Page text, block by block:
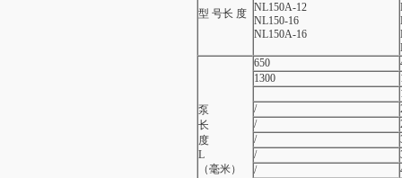
型 号长 度 NL150A-12
NL150-16
NL150A-16
泵
长
度
L
（毫米）
650
1300
/
/
/
/
/